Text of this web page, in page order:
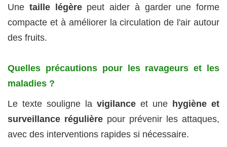
Une taille légèrepeut aider à garder une forme
compacte et à améliorer la circulation de l'air autour
des fruits.
Quelles précautions pour les ravageurs et les
maladies ?
Le texte souligne la vigilance et une hygiène et
surveillance régulière pour prévenir les attaques,
avec des interventions rapides si nécessaire.